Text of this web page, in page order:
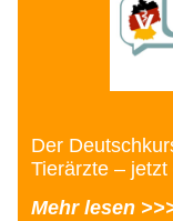
Der
Tierärzte – jetzt
Mehr lesen